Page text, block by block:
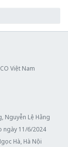
Việt Nam
Nguyễn Lệ Hằng
ngày 11/6/2024
Hà, Hà Nội